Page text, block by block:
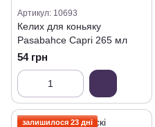
Артикул: 10693
Келих для коньяку
Pasabahce Capri 265 мл
54 грн
залишилося 23 дні